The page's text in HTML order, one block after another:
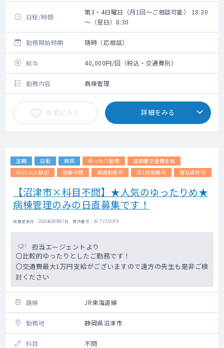
日程/時間
第3・4日曜日（月1回～ご相談可能） 18:30
～（翌日）8:30
勤務開始時期 随時（応相談）
給与 40,000円/回（税込・交通費別）
勤務内容 病棟管理
お気に入り 詳細をみる
定期 日勤 病院 ゆったり勤務
遠距離交通費支給
60代以上歓迎
経験不問 隔週勤務可 月1回勤務可 宿日直許可
【沼津市×科目不問】★人気のゆったりめ★
病棟管理のみの日直募集です！
掲載更新日 : 2026年08月07日 案件番号 : 26-TV333479
担当エージェントより
〇比較的ゆったりとしたご勤務です！
〇交通費最大1万円支給がございますので遠方の先生も是非ご検
討ください
路線 JR東海道線
勤務地 静岡県沼津市
科目 不問